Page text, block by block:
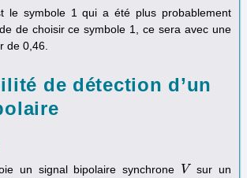
le symbole 1 qui a été plus probablement
de choisir ce symbole 1, ce sera avec une
de 0,46.
de détection d’un
un signal bipolaire synchrone V
V
sur un